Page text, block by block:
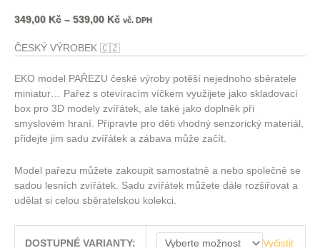
349,00 Kč – 539,00 Kč vč. DPH
ČESKÝ VÝROBEK 🇨🇿
EKO model PAŘEZU české výroby potěší nejednoho sběratele
miniatur… Pařez s otevíracím víčkem využijete jako skladovací
box pro 3D modely zvířátek, ale také jako doplněk při
smyslovém hraní. Připravte pro děti vhodný senzorický materiál,
přidejte jim sadu zvířátek a zábava může začít.
Model pařezu můžete zakoupit samostatně a nebo společně se
sadou lesních zvířátek. Sadu zvířátek můžete dále rozšiřovat a
udělat si celou sběratelskou kolekci.
DOSTUPNÉ VARIANTY: Vyčistit